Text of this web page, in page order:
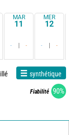
MAR
11
- -
MER
12
- -
synthétique
Fiabilité 90%